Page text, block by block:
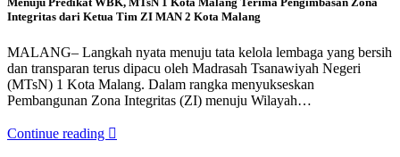
Integritas dari Ketua Tim ZI MAN 2 Kota Malang
MALANG– Langkah nyata menuju tata kelola lembaga yang bersih
dan transparan terus dipacu oleh Madrasah Tsanawiyah Negeri
(MTsN) 1 Kota Malang. Dalam rangka menyukseskan
Pembangunan Zona Integritas (ZI) menuju Wilayah…
Continue reading